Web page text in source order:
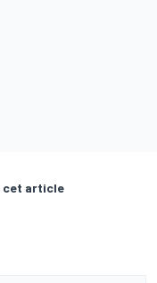
cet article